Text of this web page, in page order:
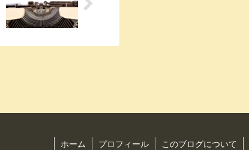
ホーム プロフィール このブログについて